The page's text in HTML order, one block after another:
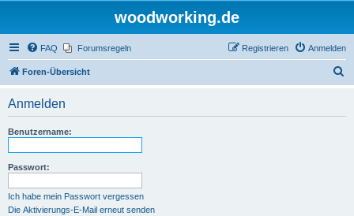
woodworking.de
FAQ Forumsregeln Anmelden
Registrieren
Foren-Übersicht
Anmelden
Benutzername:
Passwort:
Ich habe mein Passwort vergessen
Die Aktivierungs-E-Mail erneut senden